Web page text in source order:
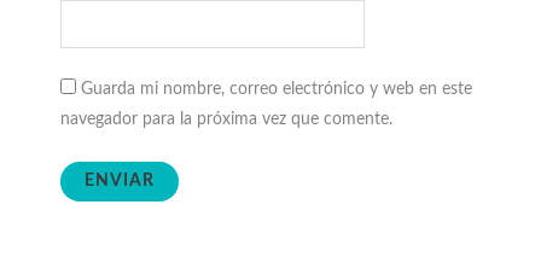
Guarda mi nombre, correo electrónico y web en este
navegador para la próxima vez que comente.